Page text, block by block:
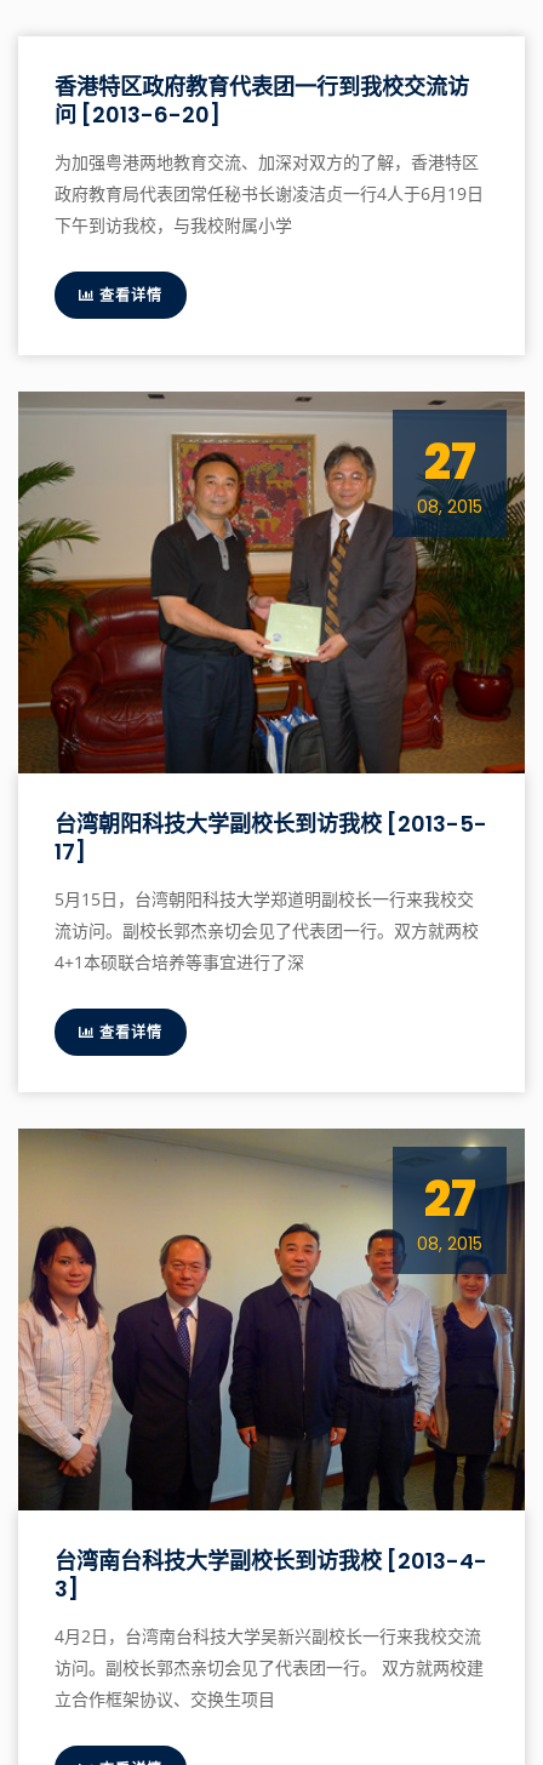
香港特区政府教育代表团一行到我校交流访
问 [2013-6-20]
为加强粤港两地教育交流、加深对双方的了解，香港特区
政府教育局代表团常任秘书长谢凌洁贞一行4人于6月19日
下午到访我校，与我校附属小学
查看详情
27
08, 2015
台湾朝阳科技大学副校长到访我校 [2013-5-
17]
5月15日，台湾朝阳科技大学郑道明副校长一行来我校交
流访问。副校长郭杰亲切会见了代表团一行。双方就两校
4+1本硕联合培养等事宜进行了深
查看详情
27
08, 2015
台湾南台科技大学副校长到访我校 [2013-4-
3]
4月2日，台湾南台科技大学吴新兴副校长一行来我校交流
访问。副校长郭杰亲切会见了代表团一行。 双方就两校建
立合作框架协议、交换生项目